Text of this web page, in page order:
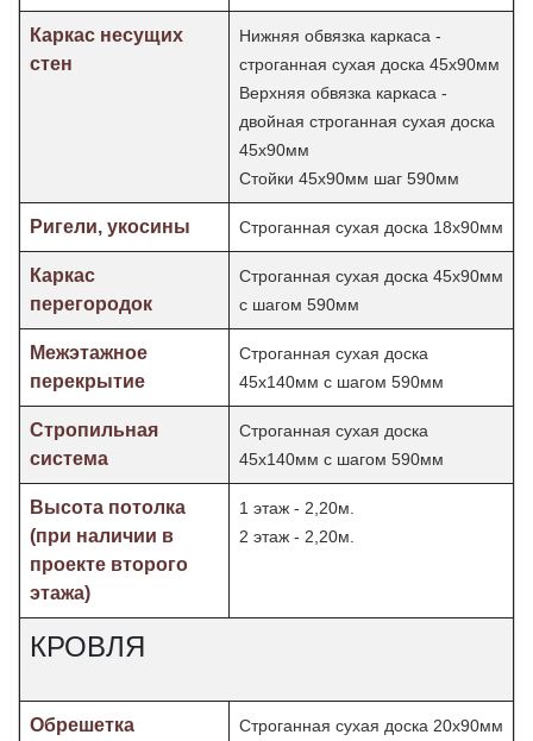
Каркас несущих
стен
Нижняя обвязка каркаса -
строганная сухая доска 45х90мм
Верхняя обвязка каркаса -
двойная строганная сухая доска
45х90мм
Стойки 45х90мм шаг 590мм
Ригели, укосины Строганная сухая доска 18х90мм
Каркас
перегородок
Строганная сухая доска 45х90мм
с шагом 590мм
Межэтажное
перекрытие
Строганная сухая доска
45х140мм с шагом 590мм
Стропильная
система
Строганная сухая доска
45х140мм с шагом 590мм
Высота потолка
(при наличии в
проекте второго
этажа)
1 этаж - 2,20м.
2 этаж - 2,20м.
КРОВЛЯ
Обрешетка Строганная сухая доска 20х90мм